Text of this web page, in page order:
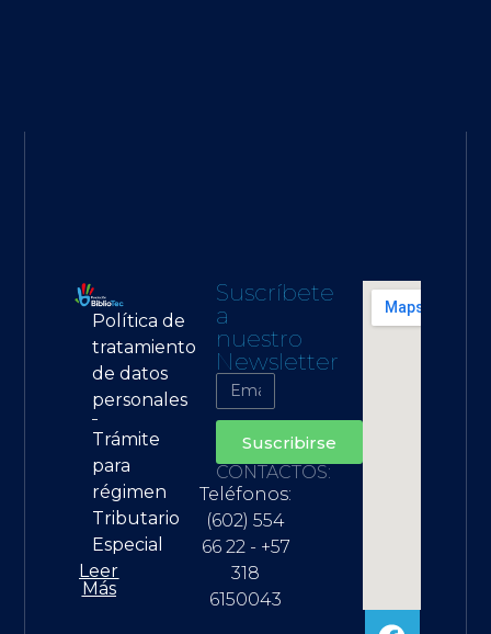
Política de
tratamiento
de datos
personales
Trámite
para
régimen
Tributario
Especial
Leer
Más
Suscríbete
a
nuestro
Newsletter
Suscribirse
CONTACTOS:
Teléfonos:
(602) 554
66 22 - +57
318
6150043